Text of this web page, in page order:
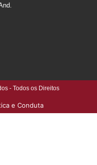
- Todos os Direitos
e Conduta